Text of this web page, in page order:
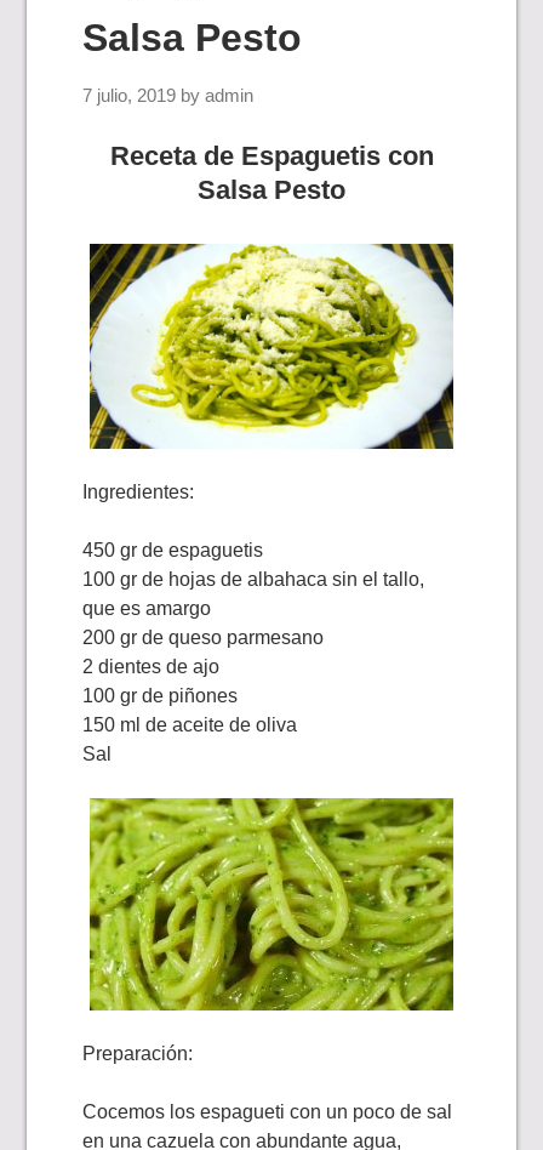
Salsa Pesto
7 julio, 2019 byadmin
Receta de Espaguetis con
Salsa Pesto
Ingredientes:
450 gr de espaguetis
100 gr de hojas de albahaca sin el tallo,
que es amargo
200 gr de queso parmesano
2 dientes de ajo
100 gr de piñones
150 ml de aceite de oliva
Sal
Preparación:
Cocemos los espagueti con un poco de sal
en una cazuela con abundante agua,